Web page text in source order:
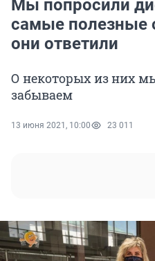
Мы попросили
самые полезные
они ответили
О некоторых из них
забываем
13 июня 2021, 10:00 23 011